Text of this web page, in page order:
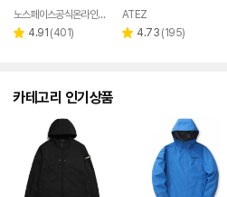
노스페이스공식온라인스토어
별 4.91 리
(401)
ATEZ
별 4.73 리
(195)
카테고리 인기상품